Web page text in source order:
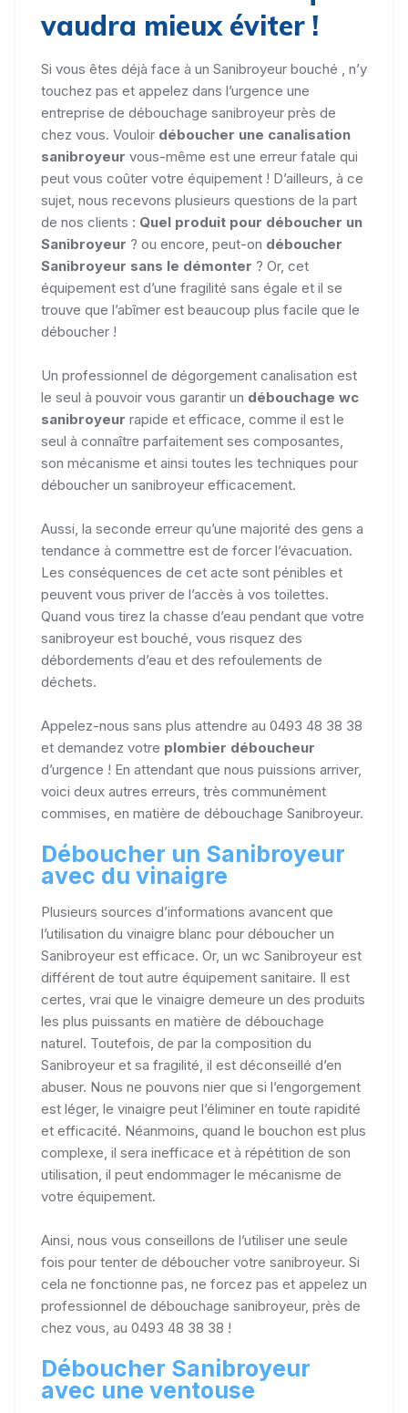
vaudra mieux éviter !
Si vous êtes déjà face à un Sanibroyeur bouché , n’y
touchez pas et appelez dans l’urgence une
entreprise de débouchage sanibroyeur près de
chez vous. Vouloir déboucher une canalisation
sanibroyeur vous-même est une erreur fatale qui
peut vous coûter votre équipement ! D’ailleurs, à ce
sujet, nous recevons plusieurs questions de la part
de nos clients : Quel produit pour déboucher un
Sanibroyeur ? ou encore, peut-on déboucher
Sanibroyeur sans le démonter ? Or, cet
équipement est d’une fragilité sans égale et il se
trouve que l’abîmer est beaucoup plus facile que le
déboucher !
Un professionnel de dégorgement canalisation est
le seul à pouvoir vous garantir un débouchage wc
sanibroyeur rapide et efficace, comme il est le
seul à connaître parfaitement ses composantes,
son mécanisme et ainsi toutes les techniques pour
déboucher un sanibroyeur efficacement.
Aussi, la seconde erreur qu’une majorité des gens a
tendance à commettre est de forcer l’évacuation.
Les conséquences de cet acte sont pénibles et
peuvent vous priver de l’accès à vos toilettes.
Quand vous tirez la chasse d’eau pendant que votre
sanibroyeur est bouché, vous risquez des
débordements d’eau et des refoulements de
déchets.
Appelez-nous sans plus attendre au 0493 48 38 38
et demandez votre plombier déboucheur
d’urgence ! En attendant que nous puissions arriver,
voici deux autres erreurs, très communément
commises, en matière de débouchage Sanibroyeur.
Déboucher un Sanibroyeur
avec du vinaigre
Plusieurs sources d’informations avancent que
l’utilisation du vinaigre blanc pour déboucher un
Sanibroyeur est efficace. Or, un wc Sanibroyeur est
différent de tout autre équipement sanitaire. Il est
certes, vrai que le vinaigre demeure un des produits
les plus puissants en matière de débouchage
naturel. Toutefois, de par la composition du
Sanibroyeur et sa fragilité, il est déconseillé d’en
abuser. Nous ne pouvons nier que si l’engorgement
est léger, le vinaigre peut l’éliminer en toute rapidité
et efficacité. Néanmoins, quand le bouchon est plus
complexe, il sera inefficace et à répétition de son
utilisation, il peut endommager le mécanisme de
votre équipement.
Ainsi, nous vous conseillons de l’utiliser une seule
fois pour tenter de déboucher votre sanibroyeur. Si
cela ne fonctionne pas, ne forcez pas et appelez un
professionnel de débouchage sanibroyeur, près de
chez vous, au 0493 48 38 38 !
Déboucher Sanibroyeur
avec une ventouse